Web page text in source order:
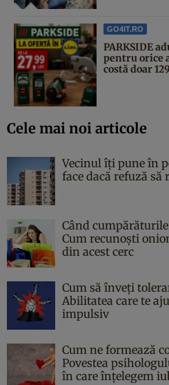
GO4IT.RO
PARKSIDE
pentru orice
costă doar
Cele mai noi articole
Vecinul îți pune în
face dacă refuză să
Când
Cum recunoști
din acest cerc
Cum să înveți
Abilitatea care te
impulsiv
Cum ne formează
Povestea
în care înțelegem